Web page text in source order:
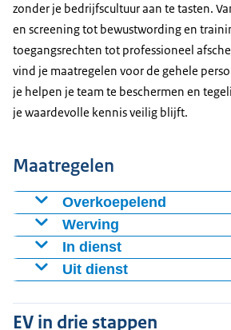
zonder je bedrijfscultuur aan te tasten.
en screening tot bewustwording en
toegangsrechten tot professioneel
vind je maatregelen voor de gehele
je helpen je team te beschermen en
je waardevolle kennis veilig blijft.
Maatregelen
Overkoepelend
Stel een procedure vast voor
personeelsvlak.
Maak regels voor verantwoord
Stel regels op voor veilig
Werving
Controleer bij kritieke functies
kandidaten met passende
personen zijn wie ze beweren
In dienst
Laat nieuw personeel
Uit dienst
dossiers heeft gewerkt en houd
EV in drie stappen